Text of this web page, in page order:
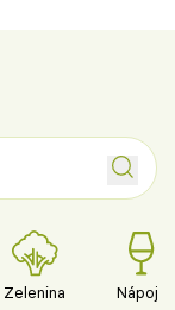
Zelenina Nápoje